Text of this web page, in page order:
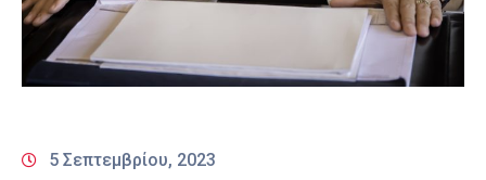
5 Σεπτεμβρίου, 2023